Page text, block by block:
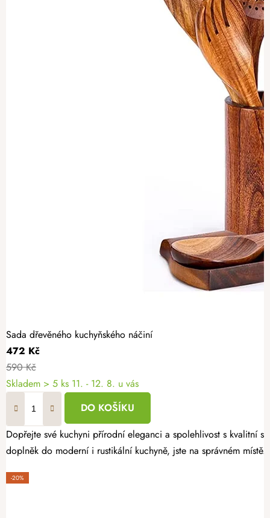
Sada dřevěného kuchyňského náčiní
472 Kč
590 Kč
Skladem > 5 ks 11. - 12. 8. u vás
DO KOŠÍKU
Dopřejte své kuchyni přírodní eleganci a spolehlivost s kvalitní
doplněk do moderní i rustikální kuchyně, jste na správném místě.
-20%